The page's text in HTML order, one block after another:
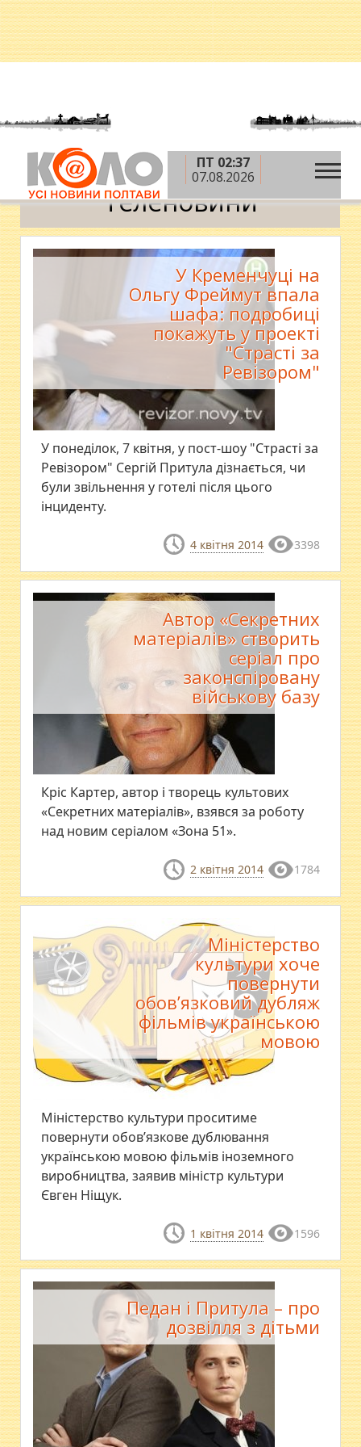
ПТ 02:37
07.08.2026
Головна » Теми » Коловорот » Теленовини
Теленовини
У Кременчуці на
Ольгу Фреймут впала
шафа: подробиці
покажуть у проекті
"Страсті за
Ревізором"
У понеділок, 7 квітня, у пост-шоу "Страсті за
Ревізором" Сергій Притула дізнається, чи
були звільнення у готелі після цього
інциденту.
4 квітня 2014 3398
Автор «Секретних
матеріалів» створить
серіал про
законспіровану
військову базу
Кріс Картер, автор і творець культових
«Секретних матеріалів», взявся за роботу
над новим серіалом «Зона 51».
2 квітня 2014 1784
Міністерство
культури хоче
повернути
обов’язковий дубляж
фільмів українською
мовою
Міністерство культури проситиме
повернути обов’язкове дублювання
українською мовою фільмів іноземного
виробництва, заявив міністр культури
Євген Ніщук.
1 квітня 2014 1596
Педан і Притула – про
дозвілля з дітьми